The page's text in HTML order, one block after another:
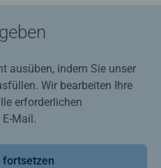
ausüben, indem Sie unser
Wir bearbeiten Ihre
erforderlichen
Mail.